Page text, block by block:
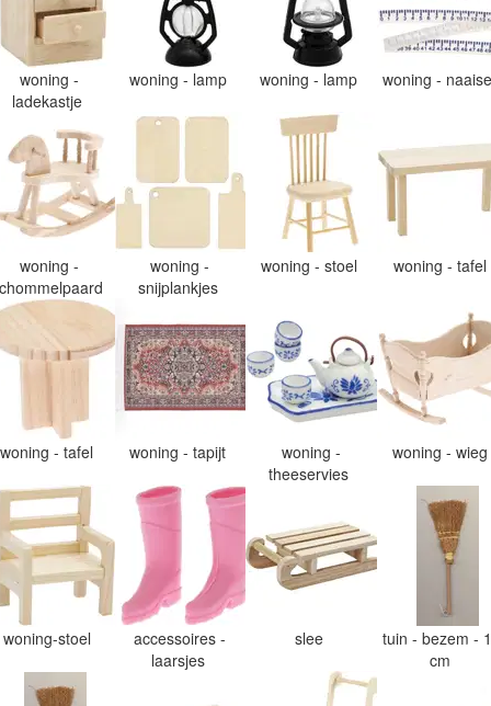
woning -
ladekastje
woning - lamp woning - lamp woning -
woning -
woning -
snijplankjes
woning - stoel woning - tafel
woning - tafel woning - tapijt
woning -
theeservies
woning - wieg
woning-stoel
accessoires -
laarsjes
slee
tuin - bezem -
cm